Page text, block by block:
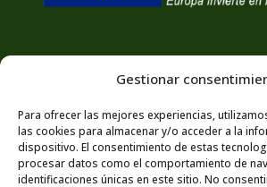
Gestionar
Para ofrecer las mejores experiencias,
las cookies para almacenar y/o acceder a la
dispositivo. El consentimiento de estas
procesar datos como el comportamiento de
identificaciones únicas en este sitio. No